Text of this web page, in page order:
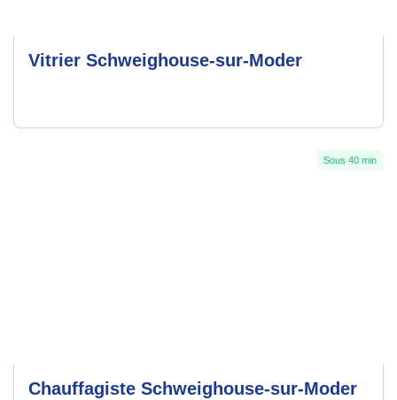
Vitrier Schweighouse-sur-Moder
Sous 40 min
Chauffagiste Schweighouse-sur-Moder